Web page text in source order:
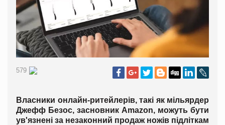
579
Власники онлайн-ритейлерів, такі як мільярдер
Джефф Безос, засновник Amazon, можуть бути
ув'язнені за незаконний продаж ножів підліткам